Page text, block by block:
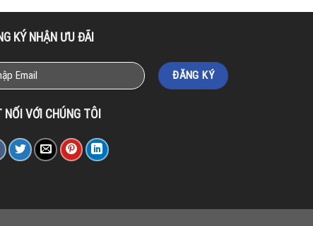
KÝ NHẬN ƯU ĐÃI
NỐI VỚI CHÚNG TÔI